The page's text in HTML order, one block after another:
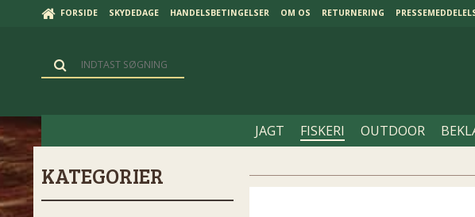
FORSIDE SKYDEDAGE HANDELSBETINGELSER OM OS RETURNERING
JAGT FISKERI OUTDOOR
KATEGORIER